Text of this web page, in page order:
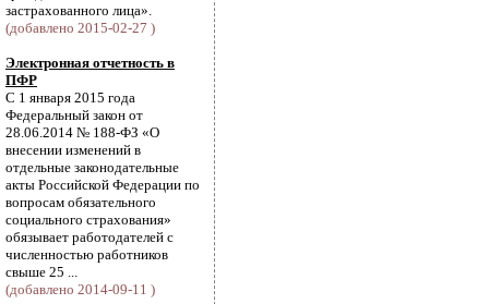
застрахованного лица».
(добавлено 2015-02-27 )
Электронная отчетность в
ПФР
С 1 января 2015 года
Федеральный закон от
28.06.2014 № 188-ФЗ «О
внесении изменений в
отдельные законодательные
акты Российской Федерации по
вопросам обязательного
социального страхования»
обязывает работодателей с
численностью работников
свыше 25 ...
(добавлено 2014-09-11 )